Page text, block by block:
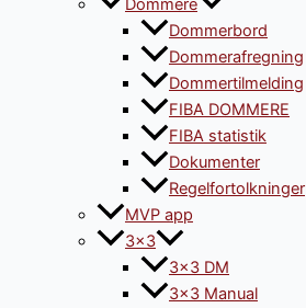
Dommere
Dommerbord
Dommerafregning
Dommertilmelding
FIBA DOMMERE
FIBA statistik
Dokumenter
Regelfortolkninger
MVP app
3×3
3×3 DM
3×3 Manual